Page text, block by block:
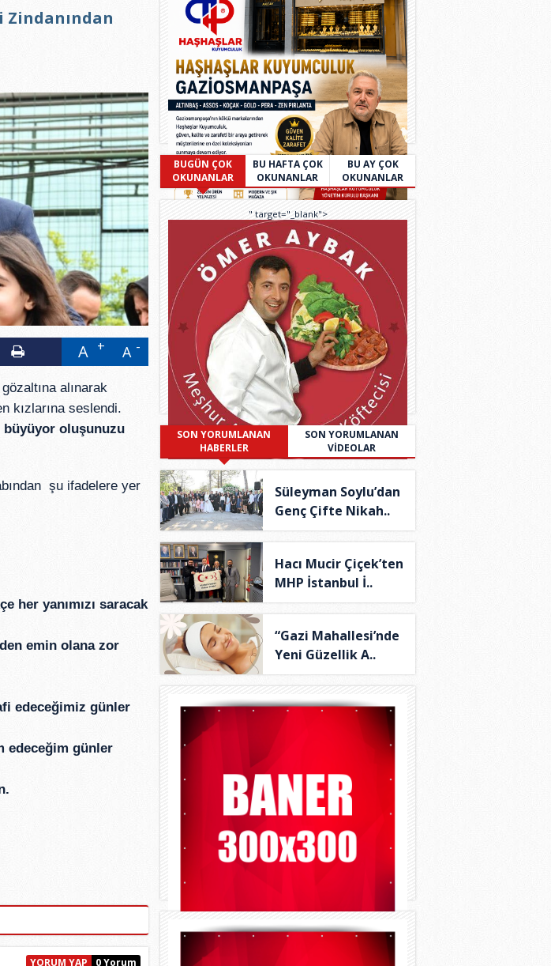
Zindanından
A A
alınarak
kızlarına seslendi.
büyüyor oluşunuzu
şu ifadelere yer
her yanımızı saracak
emin olana zor
edeceğimiz günler
edeceğim günler
0 Yorum
YORUM YAP
BUGÜN ÇOK
OKUNANLAR
BU HAFTA ÇOK
OKUNANLAR
BU AY ÇOK
OKUNANLAR
" target="_blank">
SON YORUMLANAN
HABERLER
SON YORUMLANAN
VİDEOLAR
Süleyman Soylu’dan
Genç Çifte Nikah..
Hacı Mucir Çiçek’ten
MHP İstanbul İ..
“Gazi Mahallesi’nde
Yeni Güzellik A..